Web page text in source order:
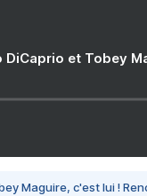
DiCaprio et Tobey
Maguire, c'est lui !